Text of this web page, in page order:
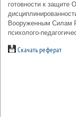
готовности к защите
Вооруженным Силам
психолого-
Скачать реферат